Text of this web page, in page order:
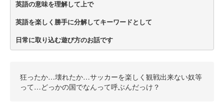
英語の意味を理解して上で
英語を楽しく勝手に分解してキーワードとして
日常に取り込む遊び方のお話です
狂ったか…壊れたか…サッカーを楽しく観戦出来ない奴等
って…どっかの国でなんって呼ぶんだっけ？